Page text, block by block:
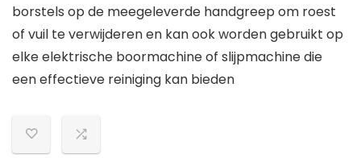
borstels op de meegeleverde handgreep om roest
of vuil te verwijderen en kan ook worden gebruikt op
elke elektrische boormachine of slijpmachine die
een effectieve reiniging kan bieden